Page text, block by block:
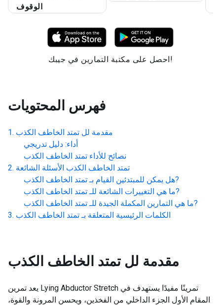
الوقوف
احصل على مكتبة التمارين في جيبك!
فهرس المحتويات
مقدمة لل تمتد الخاطف الكذب
أداء: دليل تدريجي
نصائح للأداء تمتد الخاطف الكذب
تمتد الخاطف الكذب الأسئلة الشائعة
هل يمكن للمبتدئين القيام بـ تمتد الخاطف الكذب
?
ما هي التغييرات الشائعة للـ تمتد الخاطف الكذب
?
ما هي التمارين المكملة الجيدة للـ تمتد الخاطف الكذب
?
الكلمات الرئيسية المتعلقة بـ تمتد الخاطف الكذب
مقدمة لل تمتد الخاطف الكذب
يعد تمرين Lying Abductor Stretch تمرينًا مفيدًا يستهدف في
المقام الأول الجزء الداخلي من الفخذين، ويحسن المرونة والقوة،